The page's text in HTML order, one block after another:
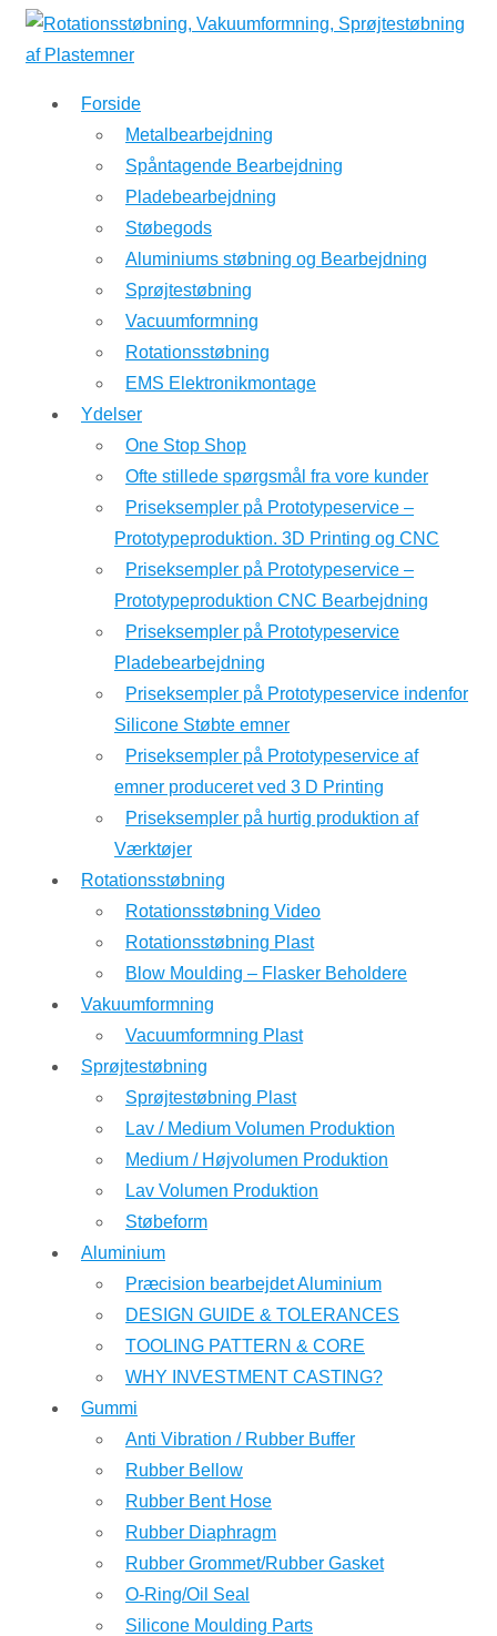
↓
Hop
hovedindhold
Forside
Metalbearbejdning
Spåntagende Bearbejdning
Pladebearbejdning
Støbegods
Aluminiums støbning og Bearbejdning
Sprøjtestøbning
Vacuumformning
Rotationsstøbning
EMS Elektronikmontage
Ydelser
One Stop Shop
Ofte stillede spørgsmål fra vore kunder
Priseksempler på Prototypeservice –
Prototypeproduktion. 3D Printing og CNC
Priseksempler på Prototypeservice –
Prototypeproduktion CNC Bearbejdning
Priseksempler på Prototypeservice
Pladebearbejdning
Priseksempler på Prototypeservice indenfor
Silicone Støbte emner
Priseksempler på Prototypeservice af
emner produceret ved 3 D Printing
Priseksempler på hurtig produktion af
Værktøjer
Rotationsstøbning
Rotationsstøbning Video
Rotationsstøbning Plast
Blow Moulding – Flasker Beholdere
Vakuumformning
Vacuumformning Plast
Sprøjtestøbning
Sprøjtestøbning Plast
Lav / Medium Volumen Produktion
Medium / Højvolumen Produktion
Lav Volumen Produktion
Støbeform
Aluminium
Præcision bearbejdet Aluminium
DESIGN GUIDE & TOLERANCES
TOOLING PATTERN & CORE
WHY INVESTMENT CASTING?
Gummi
Anti Vibration / Rubber Buffer
Rubber Bellow
Rubber Bent Hose
Rubber Diaphragm
Rubber Grommet/Rubber Gasket
O-Ring/Oil Seal
Silicone Moulding Parts